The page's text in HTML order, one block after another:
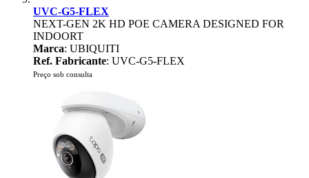
UVC-G5-FLEX
NEXT-GEN 2K HD POE CAMERA DESIGNED FOR
INDOORT
Marca: UBIQUITI
Ref. Fabricante: UVC-G5-FLEX
Preço sob consulta